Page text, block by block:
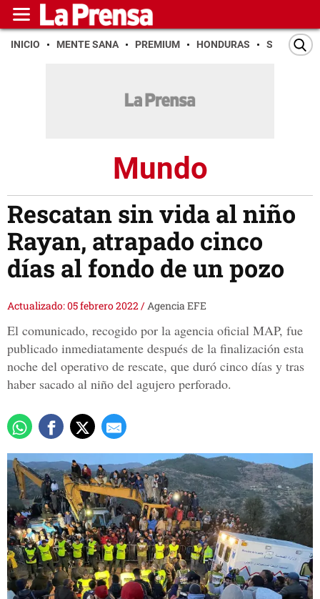
INICIO MENTE SANA PREMIUM HONDURAS SAN PEDRO
Mundo
Rescatan sin vida al niño
Rayan, atrapado cinco
días al fondo de un pozo
Actualizado: 05 febrero 2022/Agencia EFE
El comunicado, recogido por la agencia oficial MAP, fue
publicado inmediatamente después de la finalización esta
noche del operativo de rescate, que duró cinco días y tras
haber sacado al niño del agujero perforado.